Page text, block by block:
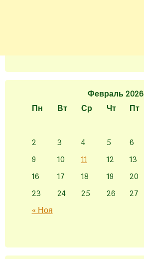
Февраль 2026
Пн
Вт Ср Чт Пт
« Ноя
2
3 4 5 6
9
10 11 12 13
16
17 18 19 20
23
24 25 26 27